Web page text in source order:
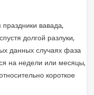
вавада,
долгой разлуки,
данных случаях фаза
на недели или месяцы,
короткое